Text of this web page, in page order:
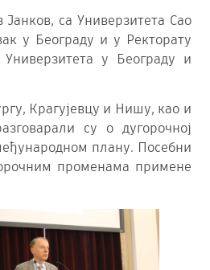
са Универзитета Сао
у Београду и у Ректорату
у Београду и
Крагујевцу и Нишу, као и
су о дугорочној
плану. Посебни
променама примене